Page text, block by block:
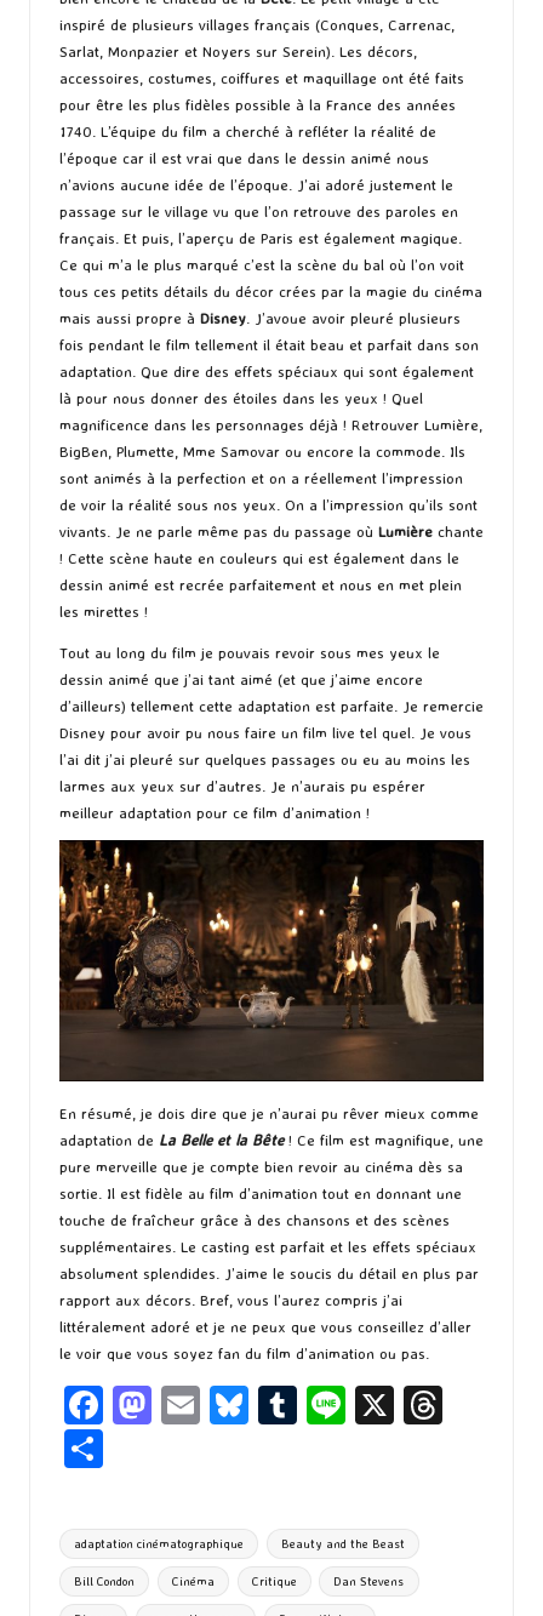
inspiré de plusieurs villages français (Conques, Carrenac,
Sarlat, Monpazier et Noyers sur Serein). Les décors,
accessoires, costumes, coiffures et maquillage ont été faits
pour être les plus fidèles possible à la France des années
1740. L’équipe du film a cherché à refléter la réalité de
l’époque car il est vrai que dans le dessin animé nous
n’avions aucune idée de l’époque. J’ai adoré justement le
passage sur le village vu que l’on retrouve des paroles en
français. Et puis, l’aperçu de Paris est également magique.
Ce qui m’a le plus marqué c’est la scène du bal où l’on voit
tous ces petits détails du décor crées par la magie du cinéma
mais aussi propre à Disney. J’avoue avoir pleuré plusieurs
fois pendant le film tellement il était beau et parfait dans son
adaptation. Que dire des effets spéciaux qui sont également
là pour nous donner des étoiles dans les yeux ! Quel
magnificence dans les personnages déjà ! Retrouver Lumière,
BigBen, Plumette, Mme Samovar ou encore la commode. Ils
sont animés à la perfection et on a réellement l’impression
de voir la réalité sous nos yeux. On a l’impression qu’ils sont
vivants. Je ne parle même pas du passage où Lumière chante
! Cette scène haute en couleurs qui est également dans le
dessin animé est recrée parfaitement et nous en met plein
les mirettes !
Tout au long du film je pouvais revoir sous mes yeux le
dessin animé que j’ai tant aimé (et que j’aime encore
d’ailleurs) tellement cette adaptation est parfaite. Je remercie
Disney pour avoir pu nous faire un film live tel quel. Je vous
l’ai dit j’ai pleuré sur quelques passages ou eu au moins les
larmes aux yeux sur d’autres. Je n’aurais pu espérer
meilleur adaptation pour ce film d’animation !
En résumé, je dois dire que je n’aurai pu rêver mieux comme
adaptation de La Belle et la Bête! Ce film est magnifique, une
pure merveille que je compte bien revoir au cinéma dès sa
sortie. Il est fidèle au film d’animation tout en donnant une
touche de fraîcheur grâce à des chansons et des scènes
supplémentaires. Le casting est parfait et les effets spéciaux
absolument splendides. J’aime le soucis du détail en plus par
rapport aux décors. Bref, vous l’aurez compris j’ai
littéralement adoré et je ne peux que vous conseillez d’aller
le voir que vous soyez fan du film d’animation ou pas.
Fa
o
o
k
M
d
o
n
E
l
Bl
ky
T
bl
r
Li X
ta
g
er
Tags:
adaptation cinématographique Beauty and the Beast
Bill Condon Cinéma Critique Dan Stevens